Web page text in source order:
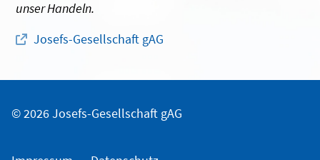
unser Handeln.
Josefs-Gesellschaft gAG
© 2026 Josefs-Gesellschaft gAG